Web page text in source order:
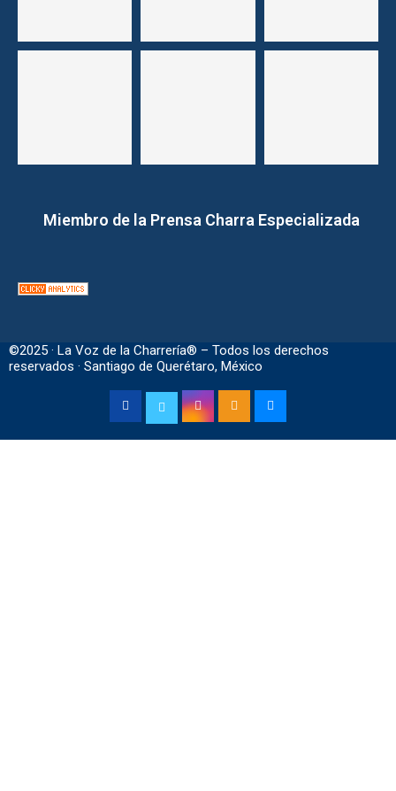
Miembro de la Prensa Charra Especializada
©2025 · La Voz de la Charrería® – Todos los derechos
reservados · Santiago de Querétaro, México